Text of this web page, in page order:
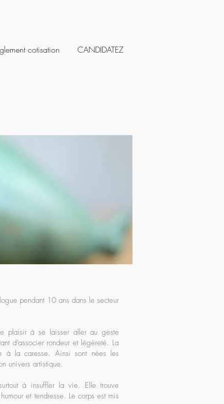
cotisation CANDIDATEZ
pendant 10 ans dans le secteur
plaisir à se laisser aller au geste
d’associer rondeur et légèreté. La
à la caresse. Ainsi sont nées les
univers artistique.
à insuffler la vie. Elle trouve
et tendresse. Le corps est mis